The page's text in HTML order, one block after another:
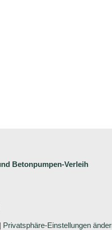
Betonpumpen-Verleih
| Privatsphäre-Einstellungen